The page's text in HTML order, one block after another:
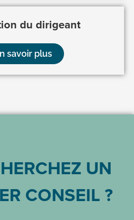
du dirigeant
savoir plus
UN
CONSEIL ?